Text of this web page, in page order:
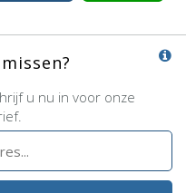
u nu in voor onze